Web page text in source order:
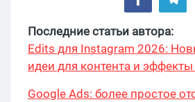
Последние статьи автора:
Edits для Instagram 2026:
идеи для контента и
Google Ads: более простое